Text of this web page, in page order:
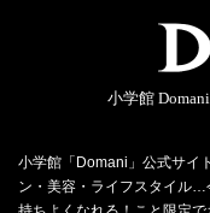
小学館
小学館「Domani」公式サイ
ン・美容・ライフスタイル…